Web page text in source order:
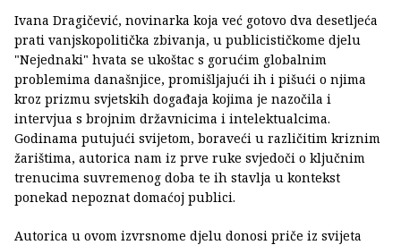
Ivana Dragičević, novinarka koja već gotovo dva desetljeća
prati vanjskopolitička zbivanja, u publicističkome djelu
"Nejednaki" hvata se ukoštac s gorućim globalnim
problemima današnjice, promišljajući ih i pišući o njima
kroz prizmu svjetskih događaja kojima je nazočila i
intervjua s brojnim državnicima i intelektualcima.
Godinama putujući svijetom, boraveći u različitim kriznim
žarištima, autorica nam iz prve ruke svjedoči o ključnim
trenucima suvremenog doba te ih stavlja u kontekst
ponekad nepoznat domaćoj publici.
Autorica u ovom izvrsnome djelu donosi priče iz svijeta